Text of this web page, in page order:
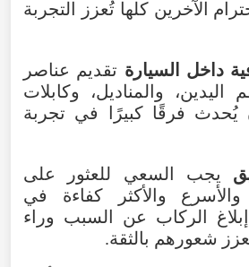
الآخرين كلها تُعزز التجربة
داخل السيارة تقديم عناصر
والمناديل، وكابلات
فرقًا كبيرًا في تجربة
يجب السعي للعثور على
والأكثر كفاءة في
إبلاغ الركاب عن السبب وراء
شعورهم بالثقة.